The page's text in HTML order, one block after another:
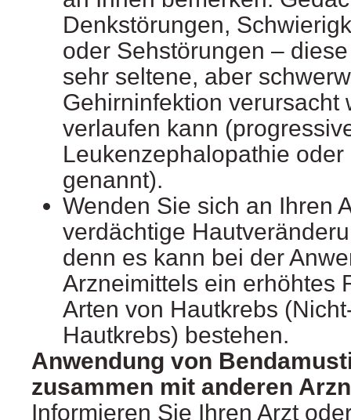
Denkstörungen,
oder Sehstörungen –
sehr seltene, aber
Gehirninfektion verursacht
verlaufen kann
Leukenzephalopathie oder
genannt).
Wenden Sie sich an Ihren
verdächtige
denn es kann bei der
Arzneimittels ein erhöhtes
Arten von Hautkrebs
Hautkrebs) bestehen.
Anwendung von
zusammen mit anderen
Informieren Sie Ihren Arzt